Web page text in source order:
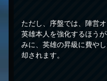
ただし、序盤では、陣営
英雄本人を強化するほう
みに、英雄の昇級に費や
却されます。